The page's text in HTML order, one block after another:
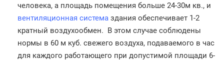
человека, а площадь помещения больше 24-30м кв., и
вентиляционная система здания обеспечивает 1-2
кратный воздухообмен. В этом случае соблюдены
нормы в 60 м куб. свежего воздуха, подаваемого в час
для каждого работающего при допустимой площади 6-